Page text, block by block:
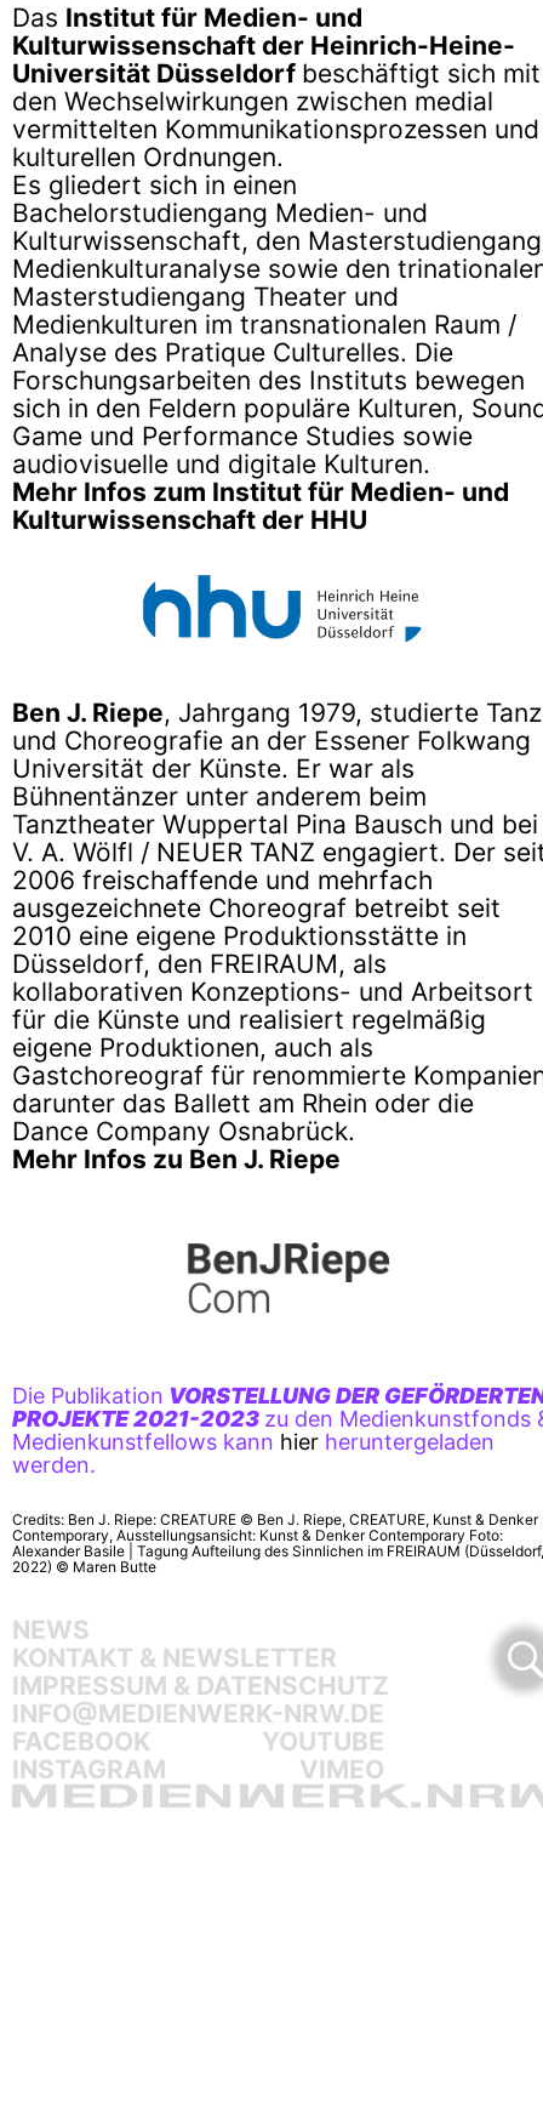
Das Institut für Medien- und
Kulturwissenschaft der Heinrich-Heine-
Universität Düsseldorf beschäftigt sich mit
den Wechselwirkungen zwischen medial
vermittelten Kommunikationsprozessen und
kulturellen Ordnungen.
Es gliedert sich in einen
Bachelorstudiengang Medien- und
Kulturwissenschaft, den Masterstudiengang
Medienkulturanalyse sowie den
Masterstudiengang Theater­ und
Medienkulturen im transnationalen Raum /
Analyse des Pratique Culturelles. Die
Forschungsarbeiten des Instituts bewegen
sich in den Feldern populäre Kulturen,
Game und Performance Studies sowie
audiovisuelle und digitale Kulturen.
Mehr Infos zum Institut für Medien- und
Kulturwissenschaft der HHU
Ben J. Riepe, Jahrgang 1979, studierte Tanz
und Choreografie an der Essener Folkwang
Universität der Künste. Er war als
Bühnentänzer unter anderem beim
Tanztheater Wuppertal Pina Bausch und bei
V. A. Wölfl / NEUER TANZ engagiert. Der
2006 freischaffende und mehrfach
ausgezeichnete Choreograf betreibt seit
2010 eine eigene Produktionsstätte in
Düsseldorf, den FREIRAUM, als
kollaborativen Konzeptions- und Arbeitsort
für die Künste und realisiert regelmäßig
eigene Produktionen, auch als
Gastchoreograf für renommierte
darunter das Ballett am Rhein oder die
Dance Company Osnabrück.
Mehr Infos zu Ben J. Riepe
Die Publikation VORSTELLUNG DER
PROJEKTE2021-2023 zu den Medienkunstfonds
Medienkunstfellows kann hier heruntergeladen
werden.
Credits: Ben J. Riepe: CREATURE © Ben J. Riepe, CREATURE, Kunst & Denker
Contemporary, Ausstellungsansicht: Kunst & Denker Contemporary Foto:
Alexander Basile | Tagung Aufteilung des Sinnlichen im FREIRAUM (Düsseldorf,
2022) © Maren Butte
NEWS
KONTAKT & NEWSLETTER
IMPRESSUM & DATENSCHUTZ
INFO@MEDIENWERK-NRW.DE
FACEBOOK
YOUTUBE
INSTAGRAM
VIMEO